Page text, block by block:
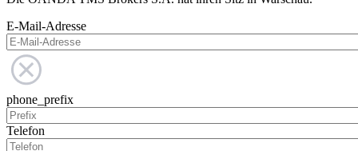
E-Mail-Adresse
phone_prefix
Telefon